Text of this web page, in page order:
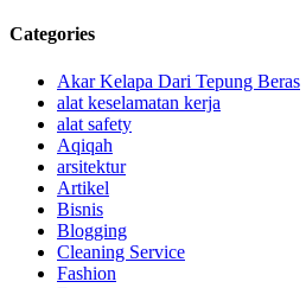
Categories
Akar Kelapa Dari Tepung Beras
alat keselamatan kerja
alat safety
Aqiqah
arsitektur
Artikel
Bisnis
Blogging
Cleaning Service
Fashion